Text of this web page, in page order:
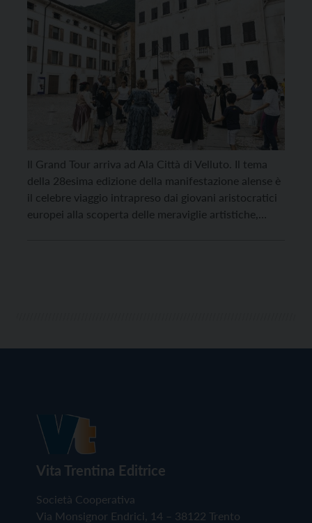
Il Grand Tour arriva ad Ala Città di Velluto. Il tema
della 28esima edizione della manifestazione alense è
il celebre viaggio intrapreso dai giovani aristocratici
europei alla scoperta delle meraviglie artistiche,
Vita Trentina Editrice
Società Cooperativa
Via Monsignor Endrici, 14 – 38122 Trento